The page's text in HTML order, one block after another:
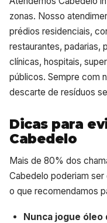
zonas. Nosso
prédios residenciais,
restaurantes, padarias,
clínicas, hospitais,
públicos. Sempre com
descarte de resíduos
Dicas para
Cabedelo
Mais de 80% dos
Cabedelo poderiam
o que recomendamos
Nunca jogue óleo